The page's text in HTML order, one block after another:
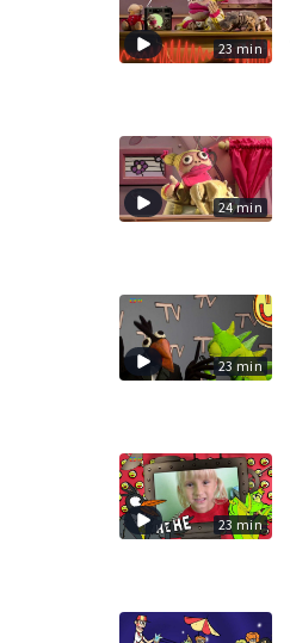
23 min
24 min
23 min
23 min